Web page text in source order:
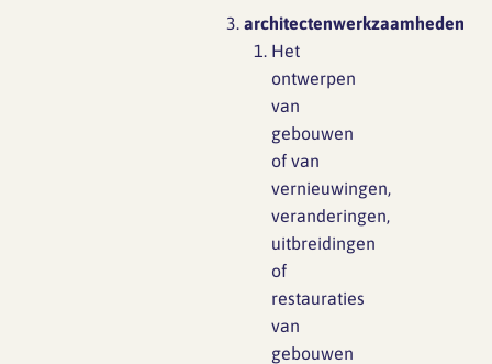
architectenwerkzaamheden
Het
ontwerpen
van
gebouwen
of van
vernieuwingen,
veranderingen,
uitbreidingen
of
restauraties
van
gebouwen